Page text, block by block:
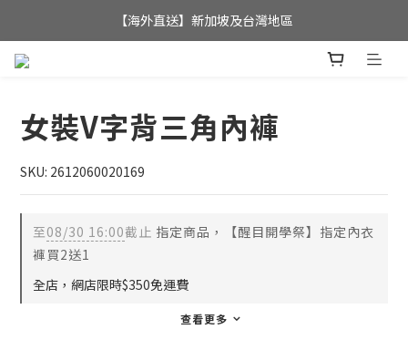
全店滿$350，即可享港澳地區免運費;
【海外直送】新加坡及台灣地區
女裝V字背三角內褲
SKU: 2612060020169
至08/30 16:00截止 指定商品，【醒目開學祭】指定內衣
褲買2送1
全店，網店限時$350免運費
查看更多